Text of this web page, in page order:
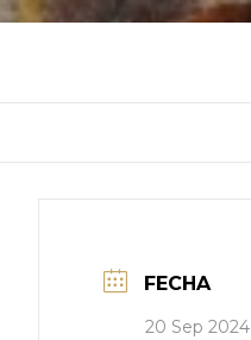
FECHA
20 Sep 2024